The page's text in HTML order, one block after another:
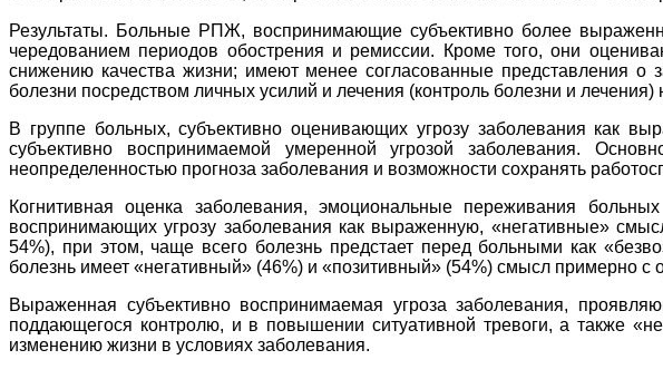
Результаты. Больные РПЖ, воспринимающие субъективно более
чередованием периодов обострения и ремиссии. Кроме того, они
снижению качества жизни; имеют менее согласованные представления о
болезни посредством личных усилий и лечения (контроль болезни и
В группе больных, субъективно оценивающих угрозу заболевания как
субъективно воспринимаемой умеренной угрозой заболевания.
неопределенностью прогноза заболевания и возможности сохранять
Когнитивная оценка заболевания, эмоциональные переживания
воспринимающих угрозу заболевания как выраженную, «негативные»
54%), при этом, чаще всего болезнь предстает перед больными как
болезнь имеет «негативный» (46%) и «позитивный» (54%) смысл примерно с
Выраженная субъективно воспринимаемая угроза заболевания,
поддающегося контролю, и в повышении ситуативной тревоги, а также
изменению жизни в условиях заболевания.